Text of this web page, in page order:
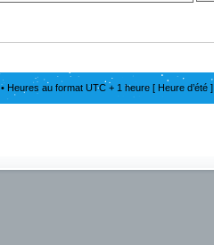
• Heures au format UTC + 1 heure [ Heure d’été ]